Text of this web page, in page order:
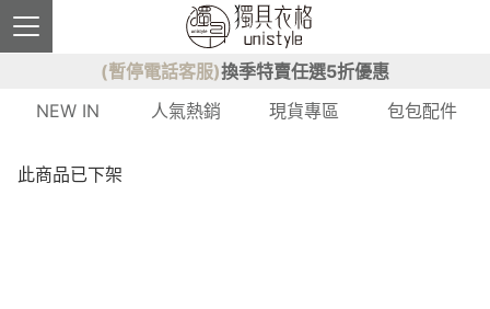
(暫停電話客服)換季特賣任選5折優惠
NEW IN
人氣熱銷 現貨專區 包包配件
此商品已下架